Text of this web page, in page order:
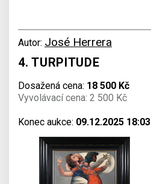
Autor: José Herrera
4. TURPITUDE
Dosažená cena: 18 500 Kč
Vyvolávací cena: 2 500 Kč
Konec aukce: 09.12.2025 18:03